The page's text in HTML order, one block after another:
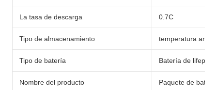
La tasa de descarga 0.7C
Tipo de almacenamiento temperatura
Tipo de batería Batería de lifepo4/
Nombre del producto Paquete de